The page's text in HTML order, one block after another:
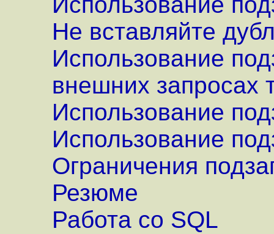
Не вставляйте
Использование
внешних запросах
Использование
Использование
Ограничения
Резюме
Работа со SQL